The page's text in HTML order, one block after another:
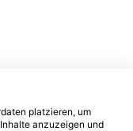
platzieren, um
anzuzeigen und